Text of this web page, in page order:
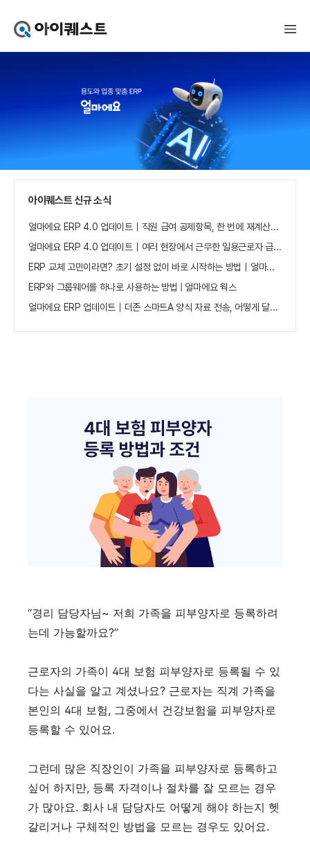
퀘
얼
마
가
기
아이퀘스트 신규 소식
얼마에요 ERP 4.0 업데이트｜직원 급여 공제항목, 한 번에 재계산하세요
얼마에요 ERP 4.0 업데이트｜여러 현장에서 근무한 일용근로자 급여, 현장별로 선택 수집하세요
ERP 교체 고민이라면? 초기 설정 없이 바로 시작하는 방법｜얼마에요 ERP
ERP와 그룹웨어를 하나로 사용하는 방법 | 얼마에요 웍스
얼마에요 ERP 업데이트｜더존 스마트A 양식 자료 전송, 어떻게 달라졌나요?
“경리 담당자님~ 저희 가족을 피부양자로 등록하려
는데 가능할까요?”
근로자의 가족이 4대 보험 피부양자로 등록될 수 있
다는 사실을 알고 계셨나요? 근로자는 직계 가족을
본인의 4대 보험, 그중에서 건강보험을 피부양자로
등록할 수 있어요.
그런데 많은 직장인이 가족을 피부양자로 등록하고
싶어 하지만, 등록 자격이나 절차를 잘 모르는 경우
가 많아요. 회사 내 담당자도 어떻게 해야 하는지 헷
갈리거나 구체적인 방법을 모르는 경우도 있어요.